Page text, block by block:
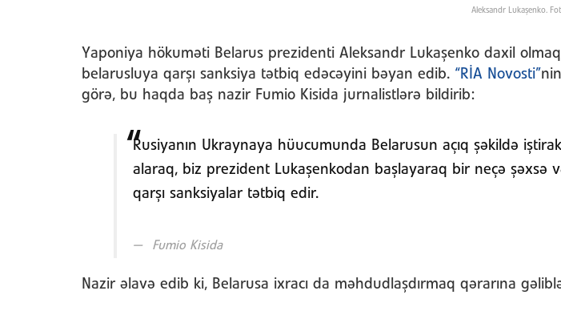
Aleksandr Lukaşenko.
Yaponiya hökuməti Belarus prezidenti Aleksandr Lukaşenko daxil
belarusluya qarşı sanksiya tətbiq edəcəyini bəyan edib. “RİA Novosti”
görə, bu haqda baş nazir Fumio Kisida jurnalistlərə bildirib:
Rusiyanın Ukraynaya hüucumunda Belarusun açıq şəkildə
alaraq, biz prezident Lukaşenkodan başlayaraq bir neçə şəxsə
qarşı sanksiyalar tətbiq edir.
Fumio Kisida
Nazir əlavə edib ki, Belarusa ixracı da məhdudlaşdırmaq qərarına